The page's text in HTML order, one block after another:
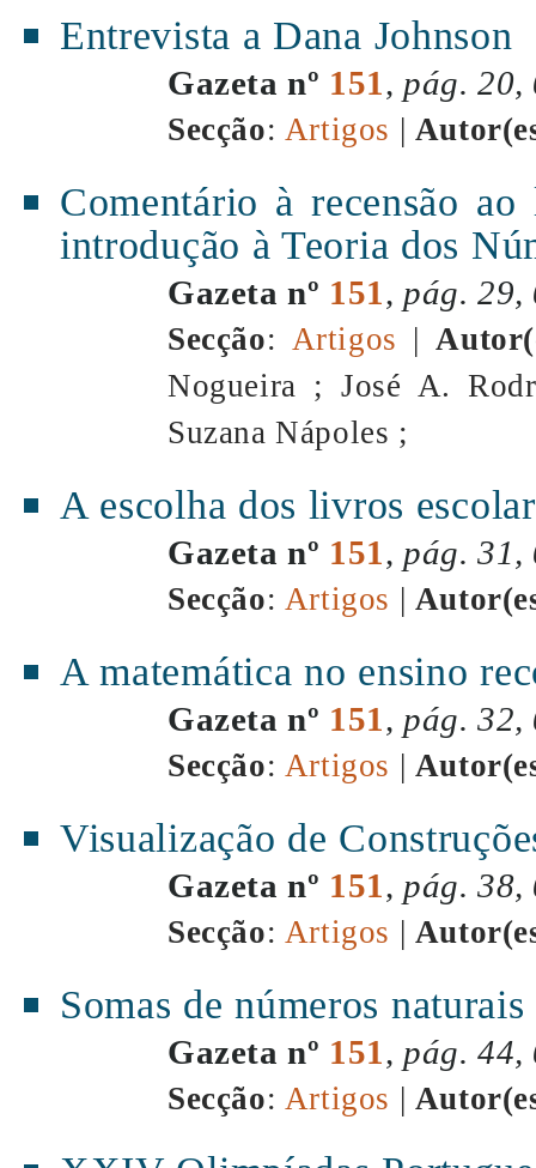
Entrevista a Dana Johnson
Gazeta nº 151, pág. 20,
Secção: Artigos |
Comentário à recensão
introdução à Teoria dos
Gazeta nº 151, pág. 29,
Secção: Artigos |
Nogueira ; José A.
Suzana Nápoles ;
A escolha dos livros
Gazeta nº 151, pág. 31,
Secção: Artigos |
A matemática no ensino
Gazeta nº 151, pág. 32,
Secção: Artigos |
Visualização de
Gazeta nº 151, pág. 38,
Secção: Artigos |
Somas de números
Gazeta nº 151, pág. 44,
Secção: Artigos |